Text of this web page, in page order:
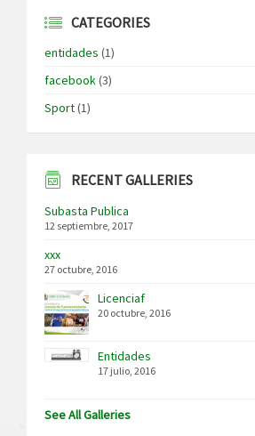
CATEGORIES
entidades (1)
facebook(3)
Sport(1)
RECENT GALLERIES
Subasta Publica
12 septiembre, 2017
xxx
27 octubre, 2016
Licenciaf
20 octubre, 2016
Entidades
17 julio, 2016
See All Galleries